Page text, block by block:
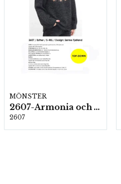
MÖNSTER
2607-Armonia och Alpaca 400
2607